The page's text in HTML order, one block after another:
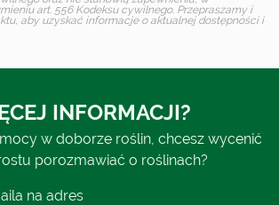
art. 556 Kodeksu cywilnego. Przepraszamy i
aby uzyskać informacje o aktualnej dostępności i
INFORMACJI?
w doborze roślin, chcesz wycenić
porozmawiać o roślinach?
na adres